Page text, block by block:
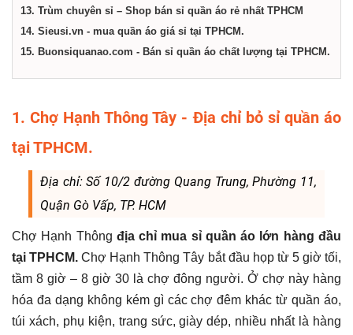
Minh
13. Trùm chuyên sỉ – Shop bán sỉ quần áo rẻ nhất TPHCM
14. Sieusi.vn - mua quần áo giá sỉ tại TPHCM.
15. Buonsiquanao.com - Bán sỉ quần áo chất lượng tại TPHCM.
1. Chợ Hạnh Thông Tây - Địa chỉ bỏ sỉ quần áo
tại TPHCM.
Địa chỉ: Số 10/2 đường Quang Trung, Phường 11,
Quận Gò Vấp, TP. HCM
Chợ Hạnh Thông địa chỉ mua sỉ quần áo lớn hàng đầu
tại TPHCM. Chợ Hạnh Thông Tây bắt đầu họp từ 5 giờ tối,
tầm 8 giờ – 8 giờ 30 là chợ đông người. Ở chợ này hàng
hóa đa dạng không kém gì các chợ đêm khác từ quần áo,
túi xách, phụ kiện, trang sức, giày dép, nhiều nhất là hàng